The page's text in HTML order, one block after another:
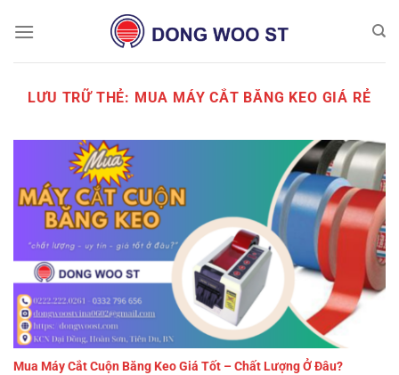
đến
LƯU TRỮ THẺ: MUA MÁY CẮT BĂNG KEO GIÁ RẺ
Mua Máy Cắt Cuộn Băng Keo Giá Tốt – Chất Lượng Ở Đâu?